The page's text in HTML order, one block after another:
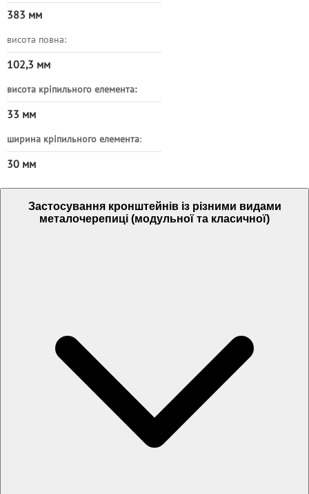
383 мм
висота повна:
102,3 мм
висота кріпильного елемента:
33 мм
ширина кріпильного елемента:
30 мм
Застосування кронштейнів із різними видами
металочерепиці (модульної та класичної)